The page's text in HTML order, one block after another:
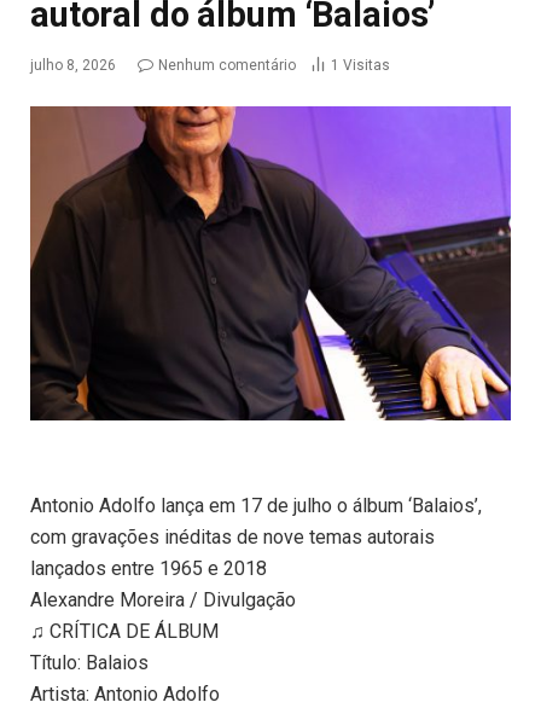
autoral do álbum ‘Balaios’
julho 8, 2026 Nenhum comentário 1 Visitas
Antonio Adolfo lança em 17 de julho o álbum ‘Balaios’,
com gravações inéditas de nove temas autorais
lançados entre 1965 e 2018
Alexandre Moreira / Divulgação
♫ CRÍTICA DE ÁLBUM
Título: Balaios
Artista: Antonio Adolfo